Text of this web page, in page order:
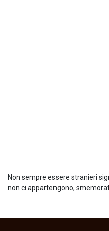
Non sempre essere stranieri
non ci appartengono,